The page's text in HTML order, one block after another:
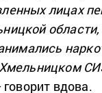
лицах
области,
говорит вдова.